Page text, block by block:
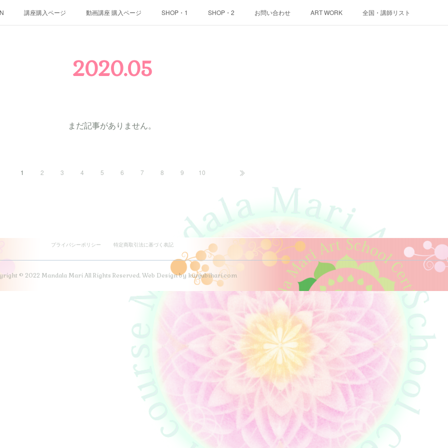
講座購入ページ 動画講座 購入ページ SHOP・1 SHOP・2 お問い合わせ ART WORK 全国・講師リスト
2020.05
まだ記事がありません。
1 2 3 4 5 6 7 8 9 10
プライバシーポリシー 特定商取引法に基づく表記
© 2022 Mandala Mari All Rights Reserved. Web Design by kunjubihari.com